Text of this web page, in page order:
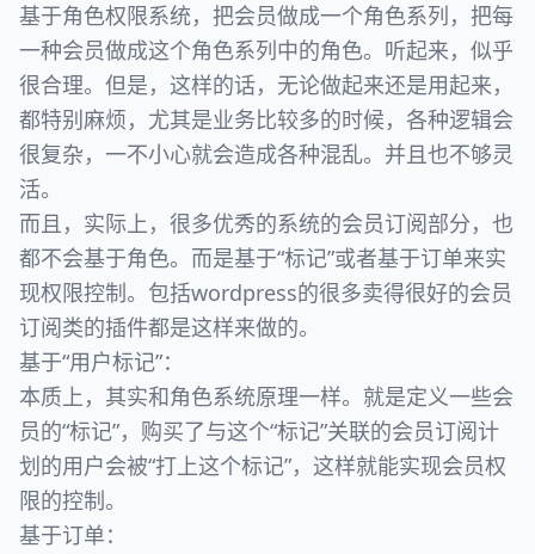
基于角色权限系统，把会员做成一个角色系列，把每
一种会员做成这个角色系列中的角色。听起来，似乎
很合理。但是，这样的话，无论做起来还是用起来，
都特别麻烦，尤其是业务比较多的时候，各种逻辑会
很复杂，一不小心就会造成各种混乱。并且也不够灵
活。
而且，实际上，很多优秀的系统的会员订阅部分，也
都不会基于角色。而是基于“标记”或者基于订单来实
现权限控制。包括wordpress的很多卖得很好的会员
订阅类的插件都是这样来做的。
基于“用户标记”：
本质上，其实和角色系统原理一样。就是定义一些会
员的“标记”，购买了与这个“标记”关联的会员订阅计
划的用户会被“打上这个标记”，这样就能实现会员权
限的控制。
基于订单：